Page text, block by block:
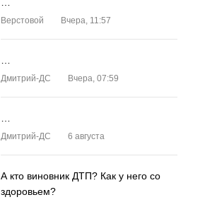
Верстовой Вчера, 11:57
Дмитрий-ДС Вчера, 07:59
Дмитрий-ДС 6 августа
А кто виновник ДТП? Как у него со
здоровьем?